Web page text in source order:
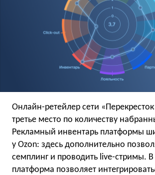
Онлайн-ретейлер сети
третье место по количеству
Рекламный инвентарь платформы
у Ozon: здесь дополнительно
семплинг и проводить live-стримы.
платформа позволяет